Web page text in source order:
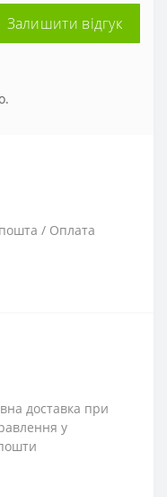
Залишити відгук
/ Оплата
доставка при
у